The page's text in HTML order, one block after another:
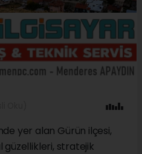
yer alan Gürün ilçesi,
güzellikleri, stratejik